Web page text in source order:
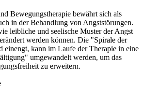
Bewegungstherapie bewährt sich als
in der Behandlung von Angststörungen.
leibliche und seelische Muster der Angst
werden können. Die "Spirale der
einengt, kann im Laufe der Therapie in eine
umgewandelt werden, um das
zu erweitern.